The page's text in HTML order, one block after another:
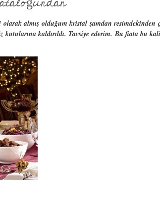
almış olduğum kristal şamdan resimdekinden
kutularına kaldırıldı. Tavsiye ederim. Bu fiata bu